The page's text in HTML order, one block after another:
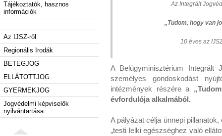
Tájékoztatók, hasznos
információk
Az IJSZ-ről
Regionális Irodák
BETEGJOG
ELLÁTOTTJOG
GYERMEKJOG
Jogvédelmi képviselők
nyilvántartása
Az Integrált
„Tudom, hogy van
10 éves az
A Belügyminisztérium Integrált
személyes gondoskodást
intézmények részére a
évfordulója alkalmából.
A pályázat célja ünnepi
„testi lelki egészséghez való